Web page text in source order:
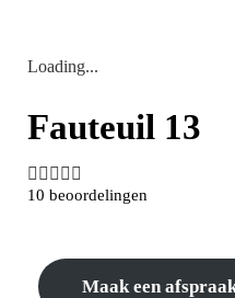
Loading...
Fauteuil 13
    
10 beoordelingen
Maak een